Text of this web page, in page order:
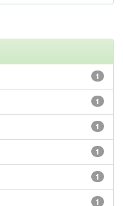
1
1
1
1
1
1